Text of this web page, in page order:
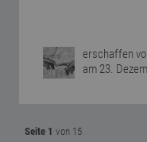
erschaffen
am 23.
Seite 1 von 15